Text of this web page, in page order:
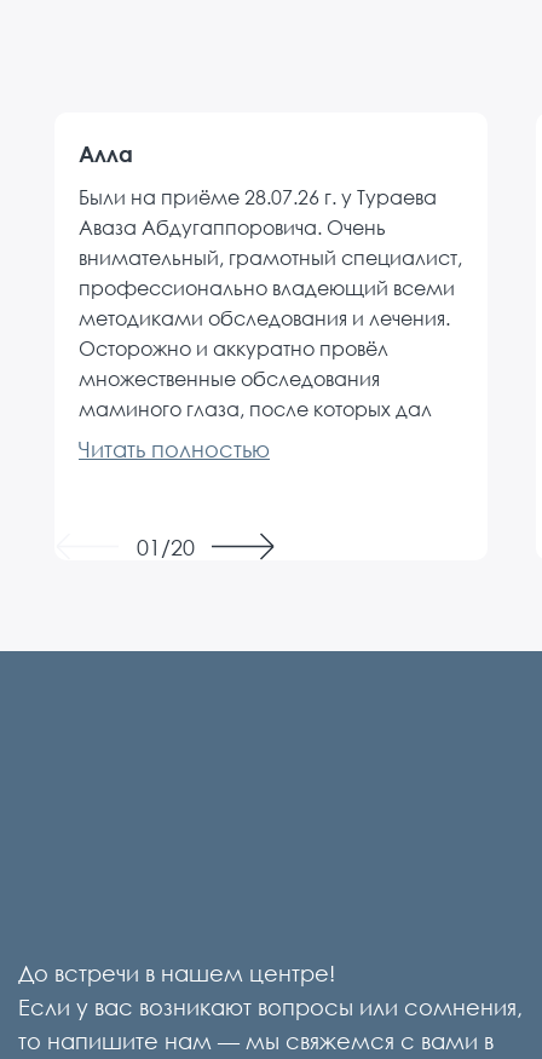
Были на приёме 28.07.26 г. у Тураева
Аваза Абдугаппоровича. Очень
внимательный, грамотный специалист,
профессионально владеющий всеми
методиками обследования и лечения.
Осторожно и аккуратно провёл
множественные обследования
маминого глаза, после которых дал
нужные рекоментации, четко и понятно
все вопросы терпеливо ответил, вселил
надежду и веру в лучшее. Первый раз
действия. Побольше бы таких
Алла
Next
01/20
До встречи в нашем центре!
Если у вас возникают вопросы или сомнения,
то напишите нам — мы свяжемся с вами в